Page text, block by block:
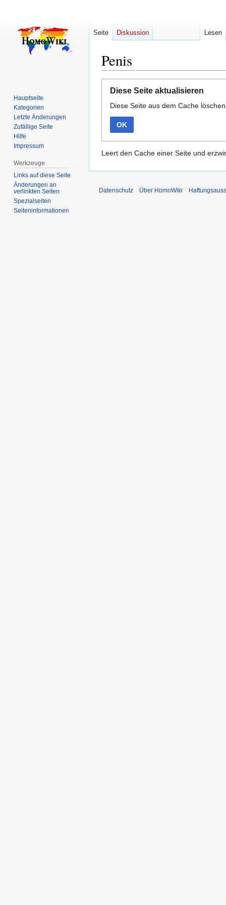
Penis
Navigation
springen
Suche
springen
Diese Seite aktualisieren
Diese Seite aus dem Cache
OK
Leert den Cache einer Seite und
Seite Diskussion Lesen
Hauptseite
Kategorien
Letzte Änderungen
Zufällige Seite
Hilfe
Impressum
Werkzeuge
Links auf diese Seite
Änderungen an
verlinkten Seiten
Spezialseiten
Seiten­­informationen
Datenschutz Über HomoWiki